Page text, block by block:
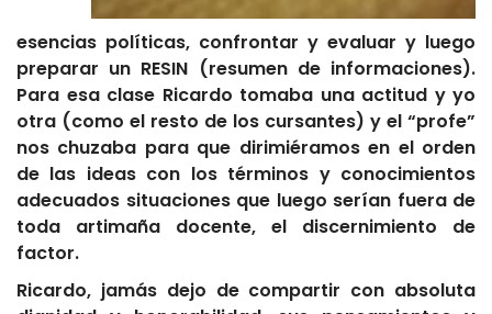
esencias políticas, confrontar y evaluar y luego
preparar un RESIN (resumen de informaciones).
Para esa clase Ricardo tomaba una actitud y yo
otra (como el resto de los cursantes) y el “profe”
nos chuzaba para que dirimiéramos en el orden
de las ideas con los términos y conocimientos
adecuados situaciones que luego serían fuera de
toda artimaña docente, el discernimiento de
factor.
Ricardo, jamás dejo de compartir con absoluta